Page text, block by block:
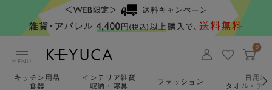
MENU
0
キッチン用品
食器
インテリア雑貨
収納・寝具
ファッション
日用雑
タオル・ア